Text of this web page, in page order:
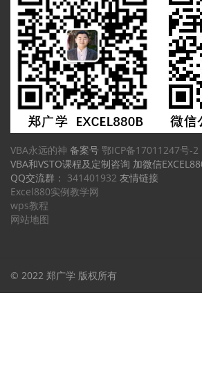
VBA永远的神 备案号 鄂ICP备17011247号-2
VBA和VSTO课程及定制咨询 加微信
QQ交流群： 341401932 友情链接
Excel880实例教学网
wps教程
网站地图
© 2022 郑广学 版权所有